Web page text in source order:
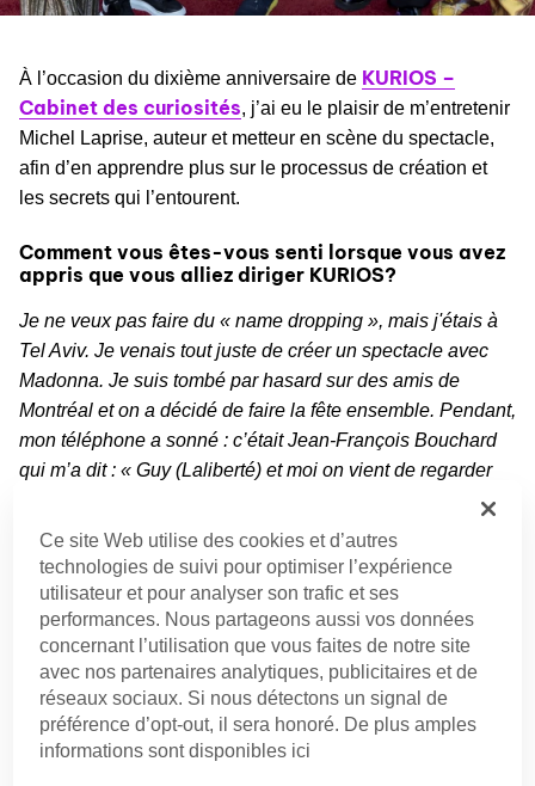
À l’occasion du dixième anniversaire de KURIOS –
Cabinet des curiosités, j’ai eu le plaisir de m’entretenir
Michel Laprise, auteur et metteur en scène du spectacle,
afin d’en apprendre plus sur le processus de création et
les secrets qui l’entourent.
Comment vous êtes-vous senti lorsque vous avez
appris que vous alliez diriger KURIOS?
Je ne veux pas faire du « name dropping », mais j'étais à
Tel Aviv. Je venais tout juste de créer un spectacle avec
Madonna. Je suis tombé par hasard sur des amis de
Montréal et on a décidé de faire la fête ensemble. Pendant,
mon téléphone a sonné : c’était Jean-François Bouchard
qui m’a dit : « Guy (Laliberté) et moi on vient de regarder
ça, et on aimerait te confier le prochain chapiteau ». J'étais
tellement content, c'était un gros et beau mandat.
J'ai été chanceux parce que j'ai eu à peu près 5 ans
d’expérience avant. J'ai fait des événements avec le
Cirque, donc j'ai appris comment travailler avec des
acrobates, comment raconter des histoires dans le
contexte précis du Cirque du Soleil. J'ai rencontré
beaucoup de partenaires et de clients aussi, donc ce
dialogue avec le public a nourri ma façon de travailler. Oui
Ce site Web utilise des cookies et d’autres
technologies de suivi pour optimiser l’expérience
utilisateur et pour analyser son trafic et ses
performances. Nous partageons aussi vos données
concernant l’utilisation que vous faites de notre site
avec nos partenaires analytiques, publicitaires et de
réseaux sociaux. Si nous détectons un signal de
préférence d’opt-out, il sera honoré. De plus amples
informations sont disponibles ici